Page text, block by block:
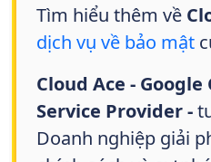
Tìm hiểu thêm về
dịch vụ về bảo mật
Cloud Ace -
Service Provider -
Doanh nghiệp giải